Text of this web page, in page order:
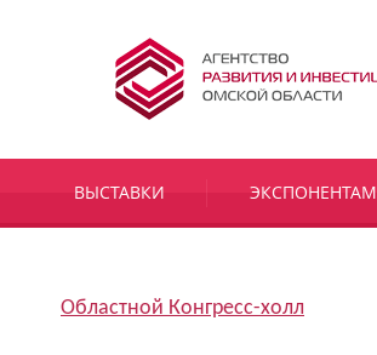
ВЫСТАВКИ ЭКСПОНЕНТАМ
Областной Конгресс-холл